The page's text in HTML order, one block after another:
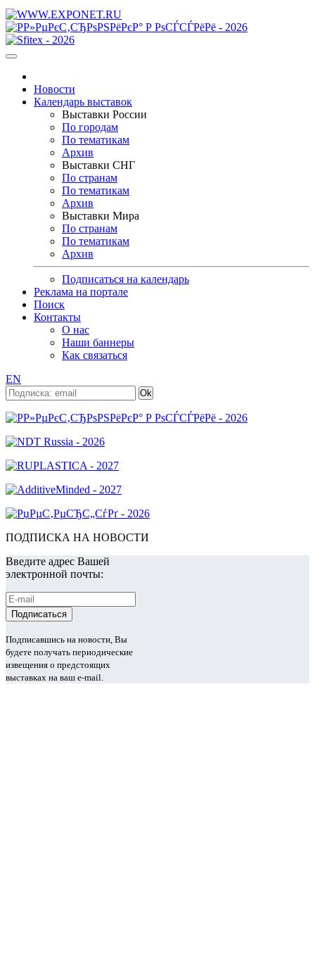
Новости
Календарь выставок
Выставки России
По городам
По тематикам
Архив
Выставки СНГ
По странам
По тематикам
Архив
Выставки Мира
По странам
По тематикам
Архив
Подписаться на календарь
Реклама на портале
Поиск
Контакты
О нас
Наши баннеры
Как связаться
EN
ПОДПИСКА НА НОВОСТИ
Введите адрес Вашей
электронной почты:
Подписавшись на новости, Вы
будете получать периодические
извещения о предстоящих
выставках на ваш e-mail.